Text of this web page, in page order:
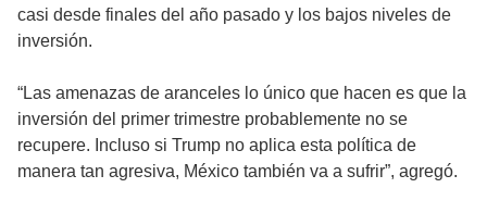
casi desde finales del año pasado y los bajos niveles de
inversión.
“Las amenazas de aranceles lo único que hacen es que la
inversión del primer trimestre probablemente no se
recupere. Incluso si Trump no aplica esta política de
manera tan agresiva, México también va a sufrir”, agregó.